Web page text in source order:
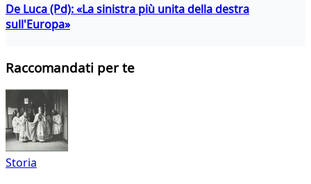
De Luca (Pd): «La sinistra più unita della destra
sull'Europa»
Raccomandati per te
Storia